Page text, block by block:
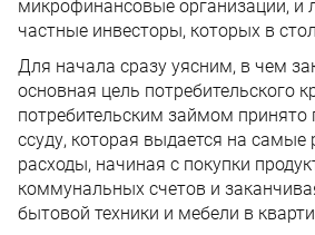
микрофинансовые организации, и
частные инвесторы, которых в
Для начала сразу уясним, в чем
основная цель потребительского
потребительским займом
ссуду, которая выдается на самые
расходы, начиная с покупки
коммунальных счетов и
бытовой техники и мебели в